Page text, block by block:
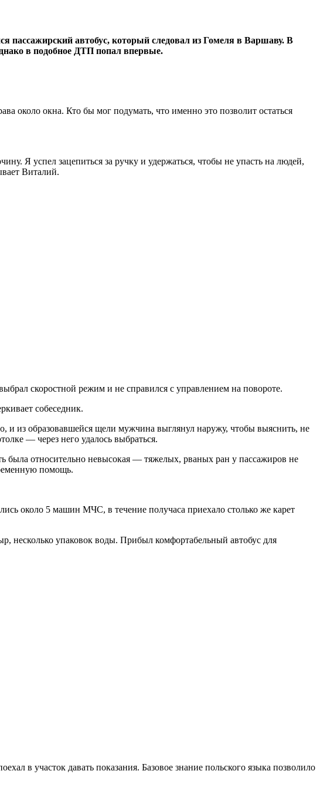
пассажирский автобус, который следовал из Гомеля в Варшаву. В
в подобное ДТП попал впервые.
около окна. Кто бы мог подумать, что именно это позволит остаться
Я успел зацепиться за ручку и удержаться, чтобы не упасть на людей,
Виталий.
скоростной режим и не справился с управлением на повороте.
собеседник.
и из образовавшейся щели мужчина выглянул наружу, чтобы выяснить, не
— через него удалось выбраться.
относительно невысокая — тяжелых, рваных ран у пассажиров не
помощь.
около 5 машин МЧС, в течение получаса приехало столько же карет
несколько упаковок воды. Прибыл комфортабельный автобус для
в участок давать показания. Базовое знание польского языка позволило